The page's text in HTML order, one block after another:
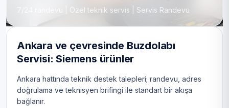
7/24 randevu | Özel teknik servis | Servis Randevu
Ankara ve çevresinde Buzdolabı
Servisi: Siemens ürünler
Ankara hattında teknik destek talepleri; randevu, adres
doğrulama ve teknisyen brifingi ile standart bir akışa
bağlanır.